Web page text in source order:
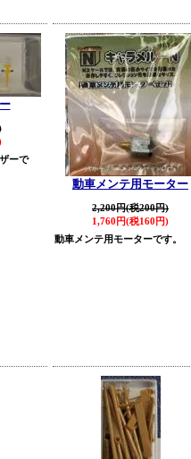
ーで
動車メンテ用モーター
2,200円(税200円)
1,760円(税160円)
動車メンテ用モーターです。